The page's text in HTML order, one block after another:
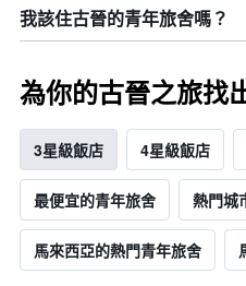
的
平
均
格
我該住古晉的青年旅舍嗎？
為你的古晉之旅找
3星級飯店 4星級飯店
最便宜的青年旅舍 熱門城
馬來西亞的熱門青年旅舍